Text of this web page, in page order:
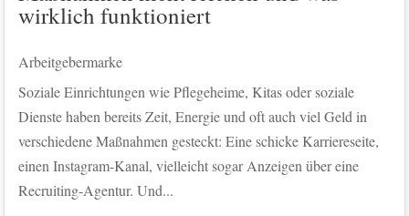
wirklich funktioniert
Arbeitgebermarke
Soziale Einrichtungen wie Pflegeheime, Kitas oder soziale
Dienste haben bereits Zeit, Energie und oft auch viel Geld in
verschiedene Maßnahmen gesteckt: Eine schicke Karriereseite,
einen Instagram-Kanal, vielleicht sogar Anzeigen über eine
Recruiting-Agentur. Und...